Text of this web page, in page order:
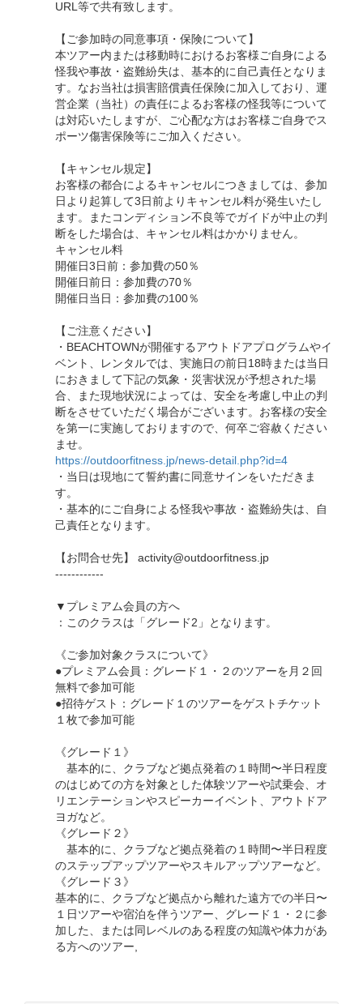
URL等で共有致します。
【ご参加時の同意事項・保険について】
本ツアー内または移動時におけるお客様ご自身による
怪我や事故・盗難紛失は、基本的に自己責任となりま
す。なお当社は損害賠償責任保険に加入しており、運
営企業（当社）の責任によるお客様の怪我等について
は対応いたしますが、ご心配な方はお客様ご自身でス
ポーツ傷害保険等にご加入ください。
【キャンセル規定】
お客様の都合によるキャンセルにつきましては、参加
日より起算して3日前よりキャンセル料が発生いたし
ます。またコンディション不良等でガイドが中止の判
断をした場合は、キャンセル料はかかりません。
キャンセル料
開催日3日前：参加費の50％
開催日前日：参加費の70％
開催日当日：参加費の100％
【ご注意ください】
・BEACHTOWNが開催するアウトドアプログラムやイ
ベント、レンタルでは、実施日の前日18時または当日
におきまして下記の気象・災害状況が予想された場
合、また現地状況によっては、安全を考慮し中止の判
断をさせていただく場合がございます。お客様の安全
を第一に実施しておりますので、何卒ご容赦ください
ませ。
https://outdoorfitness.jp/news-detail.php?id=4
・当日は現地にて誓約書に同意サインをいただきま
す。
・基本的にご自身による怪我や事故・盗難紛失は、自
己責任となります。
【お問合せ先】 activity@outdoorfitness.jp
------------
▼プレミアム会員の方へ
：このクラスは「グレード2」となります。
《ご参加対象クラスについて》
●プレミアム会員：グレード１・２のツアーを月２回
無料で参加可能
●招待ゲスト：グレード１のツアーをゲストチケット
１枚で参加可能
《グレード１》
基本的に、クラブなど拠点発着の１時間〜半日程度
のはじめての方を対象とした体験ツアーや試乗会、オ
リエンテーションやスピーカーイベント、アウトドア
ヨガなど。
《グレード２》
基本的に、クラブなど拠点発着の１時間〜半日程度
のステップアップツアーやスキルアップツアーなど。
《グレード３》
基本的に、クラブなど拠点から離れた遠方での半日〜
１日ツアーや宿泊を伴うツアー、グレード１・２に参
加した、または同レベルのある程度の知識や体力があ
る方へのツアー,